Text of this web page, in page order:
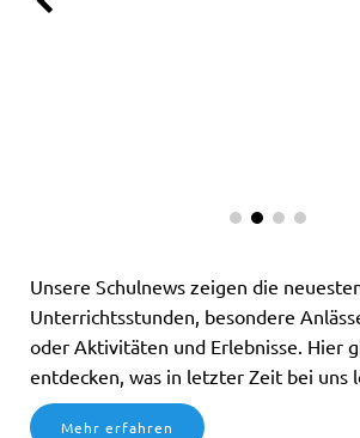
Unsere Schulnews zeigen die
Unterrichtsstunden, besondere
oder Aktivitäten und Erlebnisse. Hier
entdecken, was in letzter Zeit bei uns
Mehr erfahren